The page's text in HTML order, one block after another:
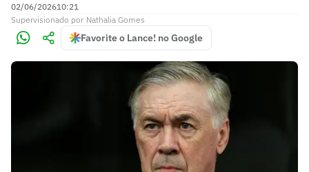
02/06/202610:21
Supervisionado por Nathalia Gomes
Favorite o Lance! no Google